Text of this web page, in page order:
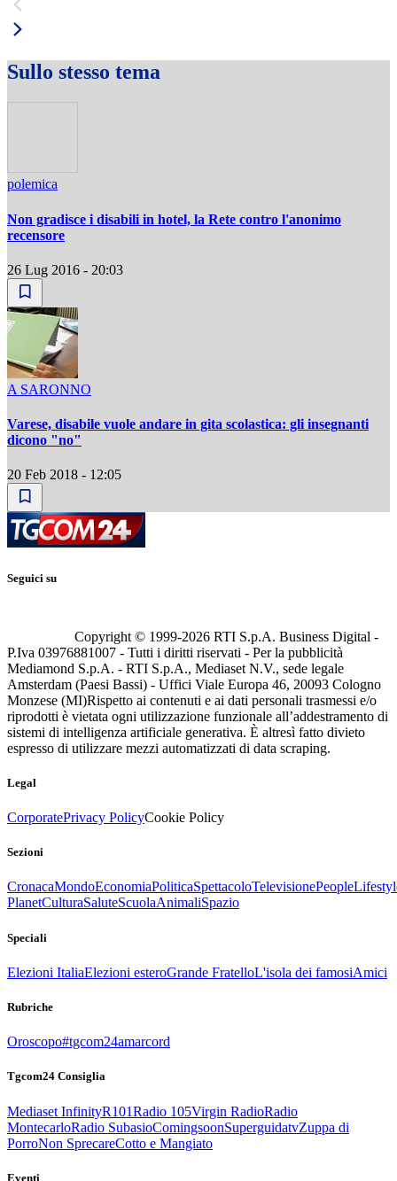
Sullo stesso tema
polemica
Non gradisce i disabili in hotel, la Rete contro l'anonimo
recensore
26 Lug 2016 - 20:03
A SARONNO
Varese, disabile vuole andare in gita scolastica: gli insegnanti
dicono "no"
20 Feb 2018 - 12:05
Seguici su
Copyright © 1999-2026 RTI S.p.A. Business Digital -
P.Iva 03976881007 - Tutti i diritti riservati - Per la pubblicità
Mediamond S.p.A. - RTI S.p.A., Mediaset N.V., sede legale
Amsterdam (Paesi Bassi) - Uffici Viale Europa 46, 20093 Cologno
Monzese (MI)Rispetto ai contenuti e ai dati personali trasmessi e/o
riprodotti è vietata ogni utilizzazione funzionale all’addestramento di
sistemi di intelligenza artificiale generativa. È altresì fatto divieto
espresso di utilizzare mezzi automatizzati di data scraping.
Legal
CorporatePrivacy PolicyCookie Policy
Sezioni
CronacaMondoEconomiaPoliticaSpettacoloTelevisionePeople
PlanetCulturaSaluteScuolaAnimaliSpazio
Speciali
Elezioni ItaliaElezioni esteroGrande FratelloL'isola dei famosiAmici
Rubriche
Oroscopo#tgcom24amarcord
Tgcom24 Consiglia
Mediaset InfinityR101Radio 105Virgin RadioRadio
MontecarloRadio SubasioComingsoonSuperguidatvZuppa di
PorroNon SprecareCotto e Mangiato
Eventi